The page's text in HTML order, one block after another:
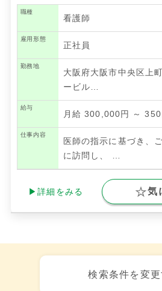
職種
看護師
雇用形態
正社員
勤務地
大阪府大阪市中央区上
ービル…
給与
月給 300,000円 ～
仕事内容
医師の指示に基づき、
に訪問し、
▶詳細をみる 気
検索条件を変更